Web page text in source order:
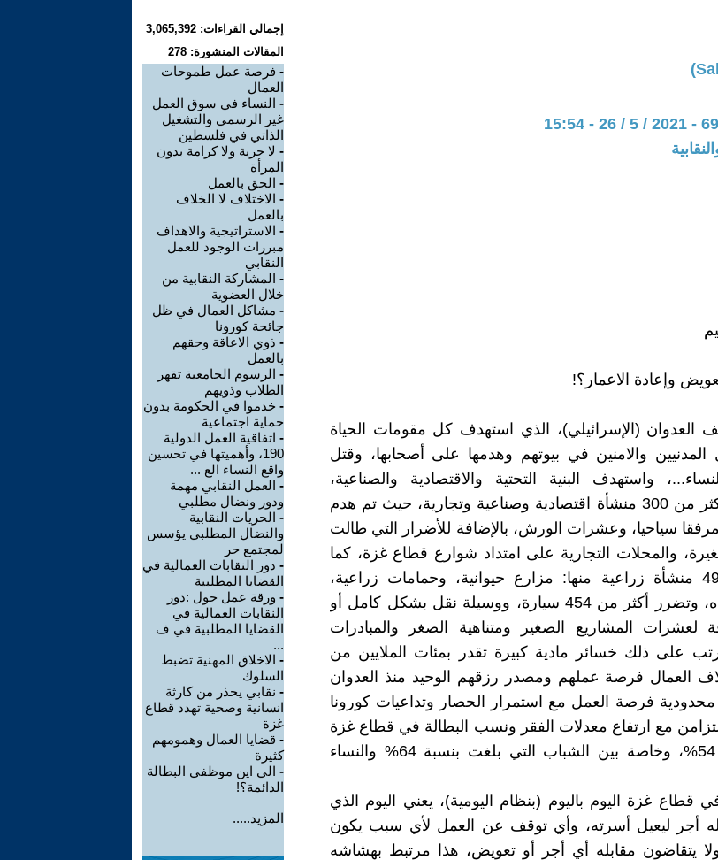
وإعادة الاعمار؟!
العدوان (الإسرائيلي)، الذي استهدف كل مقومات الحياة
والامنين في بيوتهم وهدمها على أصحابها، وقتل
واستهدف البنية التحتية والاقتصادية والصناعية،
باستهداف الشوارع وأكثر من 300 منشأة اقتصادية وصناعية وتجارية، حيث تم هدم
وتدمير 15 مصنع و60 مرفقا سياحيا، وعشرات الورش، بالإضافة للأضرار التي طالت
والمحلات التجارية على امتداد شوارع قطاع غزة، كما
وتضررت أكثر من 490 منشأة زراعية منها: مزارع حيوانية، وحمامات زراعية،
وشبكات ري، وآبار مياه، وتضرر أكثر من 454 سيارة، ووسيلة نقل بشكل كامل أو
لعشرات المشاريع الصغير ومتناهية الصغر والمبادرات
وترتب على ذلك خسائر مادية كبيرة تقدر بمئات الملايين من
العمال فرصة عملهم ومصدر رزقهم الوحيد منذ العدوان
فرصة العمل مع استمرار الحصار وتداعيات كورونا
3 /2020، وبالتزامن مع ارتفاع معدلات الفقر ونسب البطالة في قطاع غزة
والتي تزيد عن نسبة 54%، وخاصة بين الشباب التي بلغت بنسبة 64% والنساء
غزة اليوم باليوم (بنظام اليومية)، يعني اليوم الذي
أجر ليعيل أسرته، وأي توقف عن العمل لأي سبب يكون
يتقاضون مقابله أي أجر أو تعويض، هذا مرتبط بهشاشه
إجمالي القراءات: 3,065,392
المقالات المنشورة: 278
- فرصة عمل طموحات
العمال
- النساء في سوق العمل
غير الرسمي والتشغيل
الذاتي في فلسطين
- لا حرية ولا كرامة بدون
المرأة
- الحق بالعمل
- الاختلاف لا الخلاف
بالعمل
- الاستراتيجية والاهداف
مبررات الوجود للعمل
النقابي
- المشاركة النقابية من
خلال العضوية
- مشاكل العمال في ظل
جائحة كورونا
- ذوي الاعاقة وحقهم
بالعمل
- الرسوم الجامعية تقهر
الطلاب وذويهم
- خدموا في الحكومة بدون
حماية اجتماعية
- اتفاقية العمل الدولية
190، وأهميتها في تحسين
واقع النساء الع ...
- العمل النقابي مهمة
ودور ونضال مطلبي
- الحريات النقابية
والنضال المطلبي يؤسس
لمجتمع حر
- دور النقابات العمالية في
القضايا المطلبية
- ورقة عمل حول :دور
النقابات العمالية في
القضايا المطلبية في ف
...
- الاخلاق المهنية تضبط
السلوك
- نقابي يحذر من كارثة
انسانية وصحية تهدد قطاع
غزة
- قضايا العمال وهمومهم
كثيرة
- الي اين موظفي البطالة
الدائمة؟!
المزيد.....